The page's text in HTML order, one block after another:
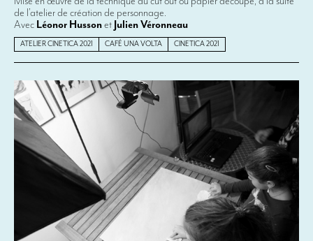
de l’atelier de création de personnage.
Avec Léonor Hussonet Julien Véronneau
ATELIER CINETICA 2021 CAFÉ UNA VOLTA CINETICA 2021